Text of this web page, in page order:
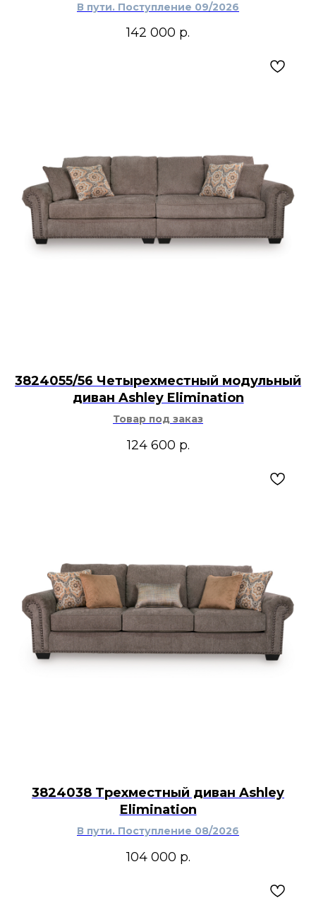
В пути. Поступление 09/2026
142 000 р.
3824055/56 Четырехместный модульный
диван Ashley Elimination
Товар под заказ
124 600 р.
3824038 Трехместный диван Ashley
Elimination
В пути. Поступление 08/2026
104 000 р.